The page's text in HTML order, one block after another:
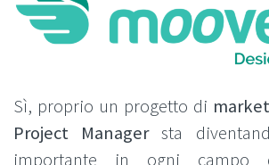
Sì, proprio un progetto di
Project Managersta
importante in ogni campo